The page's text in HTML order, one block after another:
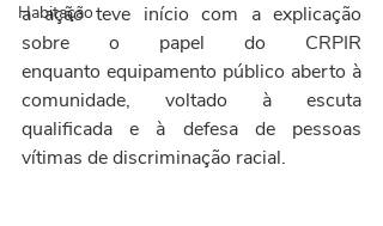
Habitação
a ação teve início com a explicação
sobre o papel do CRPIR
enquanto equipamento público aberto à
comunidade, voltado à escuta
qualificada e à defesa de pessoas
vítimas de discriminação racial.